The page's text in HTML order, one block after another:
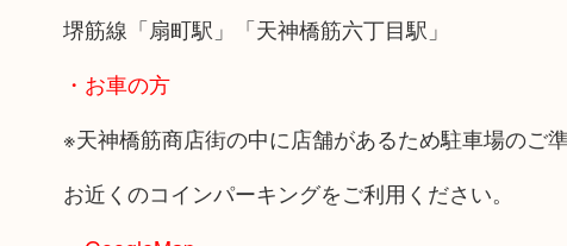
堺筋線「扇町駅」「天神橋筋六丁目駅」
・お車の方
※天神橋筋商店街の中に店舗があるため駐車場のご
お近くのコインパーキングをご利用ください。